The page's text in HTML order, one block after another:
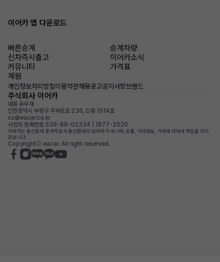
이어카 앱 다운로드
빠른승계
승계차량
신차즉시출고
이어카소식
커뮤니티
가격표
제원
개인정보처리방침이용약관채용공고공지사항브랜드
주식회사 이어카
대표 유우재
인천광역시 부평구 주부토로 236, D동 1514호
cs@eacar.co.kr
사업자 등록번호 539-88-02334 | 1877-2520
이어카는 통신판매 중개자로서 통신판매의 당사자가 아니며, 상품, 거래정보, 거래에 대하여 책임을 지지
않습니다.
Copyrightⓒ eacar. All right reserved.